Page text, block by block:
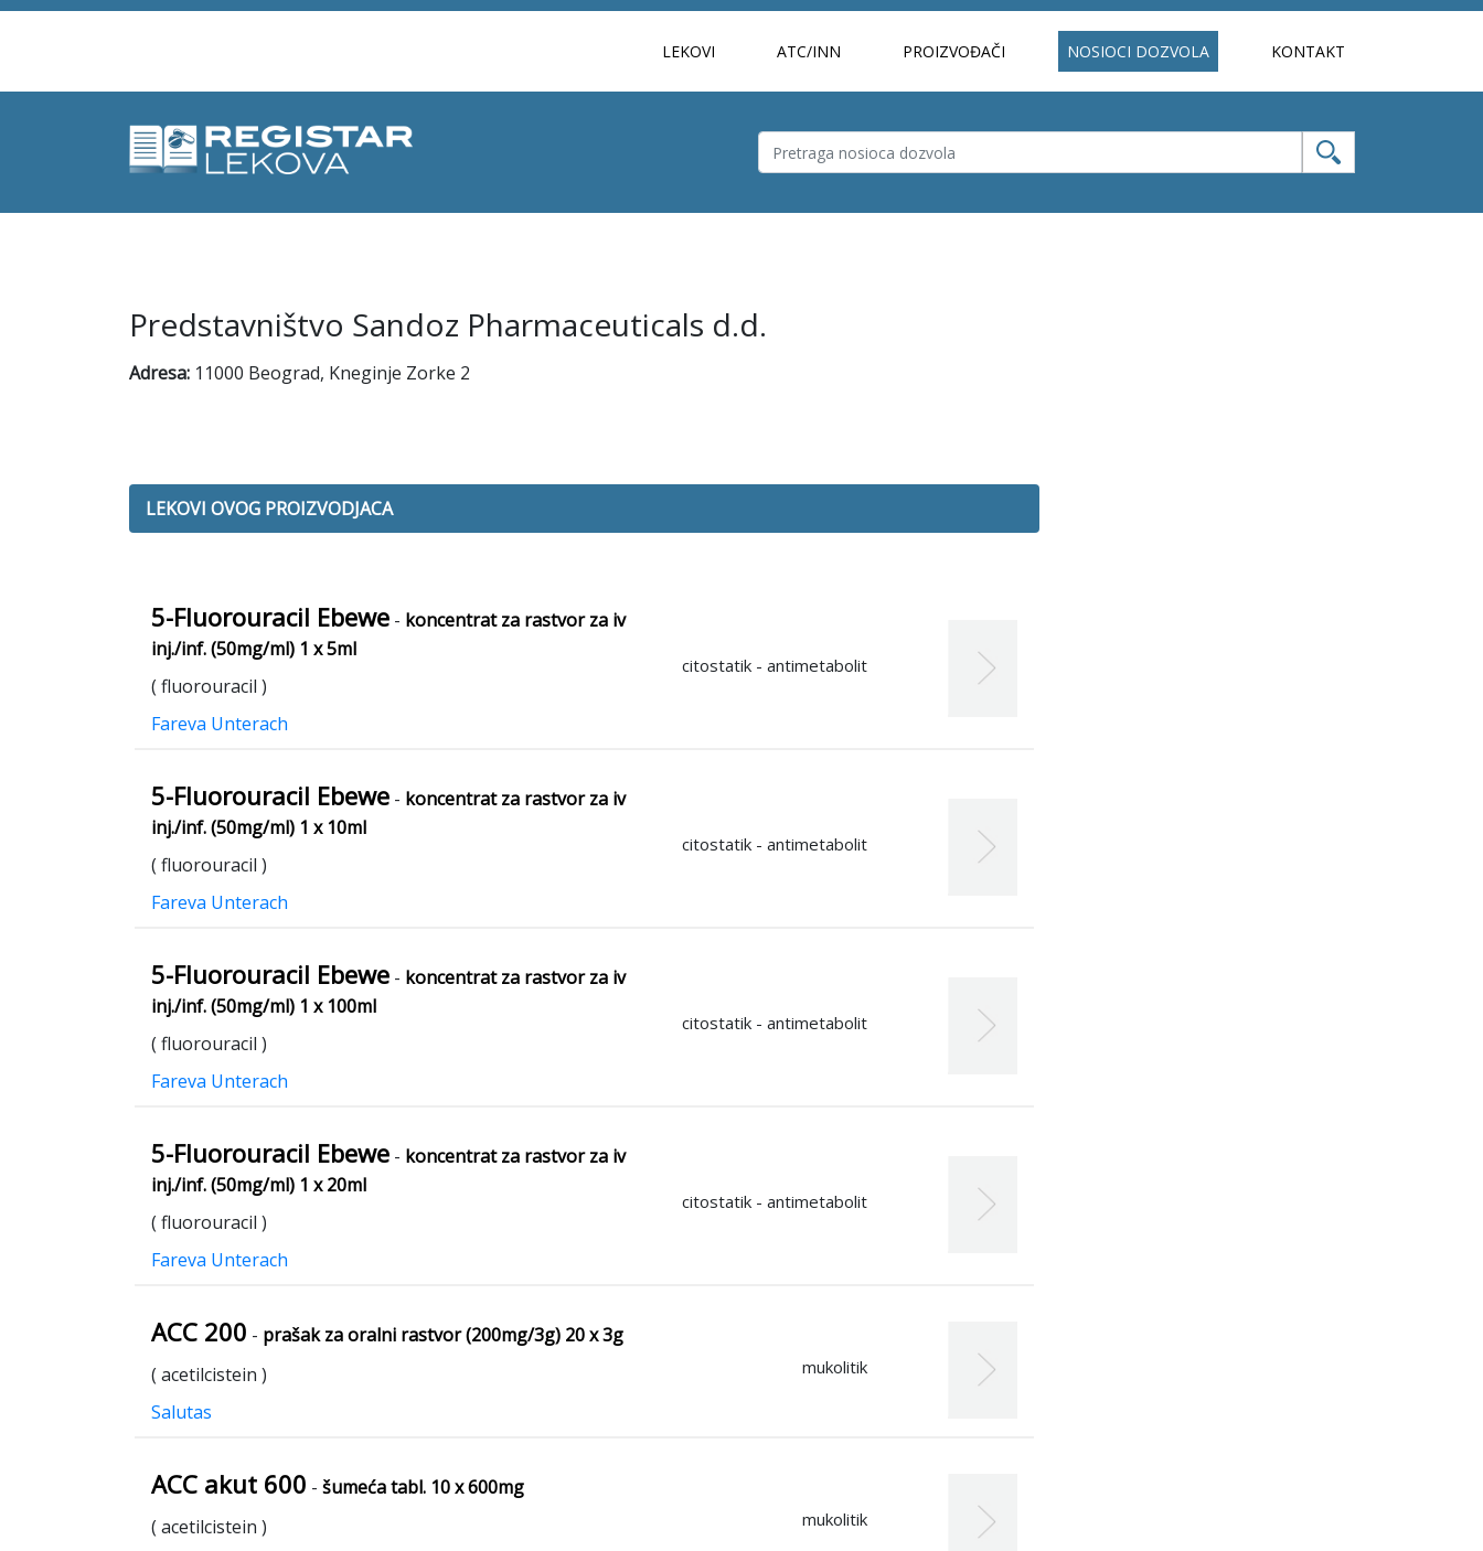
LEKOVI ATC/INN PROIZVOĐAČI NOSIOCI DOZVOLA KONTAKT
Predstavništvo Sandoz Pharmaceuticals d.d.
Adresa: 11000 Beograd, Kneginje Zorke 2
LEKOVI OVOG PROIZVODJACA
5-Fluorouracil Ebewe - koncentrat za rastvor za iv
inj./inf. (50mg/ml) 1 x 5ml
( fluorouracil )
Fareva Unterach
citostatik - antimetabolit
5-Fluorouracil Ebewe - koncentrat za rastvor za iv
inj./inf. (50mg/ml) 1 x 10ml
( fluorouracil )
Fareva Unterach
citostatik - antimetabolit
5-Fluorouracil Ebewe - koncentrat za rastvor za iv
inj./inf. (50mg/ml) 1 x 100ml
( fluorouracil )
Fareva Unterach
citostatik - antimetabolit
5-Fluorouracil Ebewe - koncentrat za rastvor za iv
inj./inf. (50mg/ml) 1 x 20ml
( fluorouracil )
Fareva Unterach
citostatik - antimetabolit
ACC 200 - prašak za oralni rastvor (200mg/3g) 20 x 3g
( acetilcistein )
Salutas
mukolitik
ACC akut 600 - šumeća tabl. 10 x 600mg
( acetilcistein )
mukolitik